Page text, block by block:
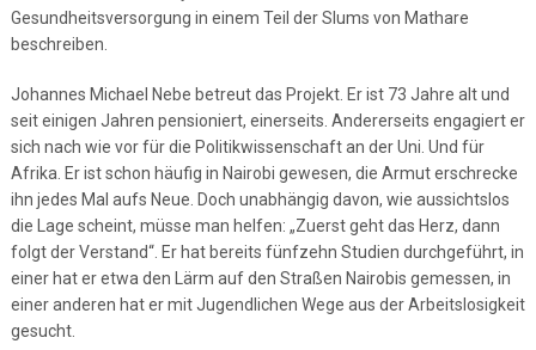
Gesundheitsversorgung in einem Teil der Slums von Mathare
beschreiben.
Johannes Michael Nebe betreut das Projekt. Er ist 73 Jahre alt und
seit einigen Jahren pensioniert, einerseits. Andererseits engagiert er
sich nach wie vor für die Politikwissenschaft an der Uni. Und für
Afrika. Er ist schon häufig in Nairobi gewesen, die Armut erschrecke
ihn jedes Mal aufs Neue. Doch unabhängig davon, wie aussichtslos
die Lage scheint, müsse man helfen: „Zuerst geht das Herz, dann
folgt der Verstand“. Er hat bereits fünfzehn Studien durchgeführt, in
einer hat er etwa den Lärm auf den Straßen Nairobis gemessen, in
einer anderen hat er mit Jugendlichen Wege aus der Arbeitslosigkeit
gesucht.